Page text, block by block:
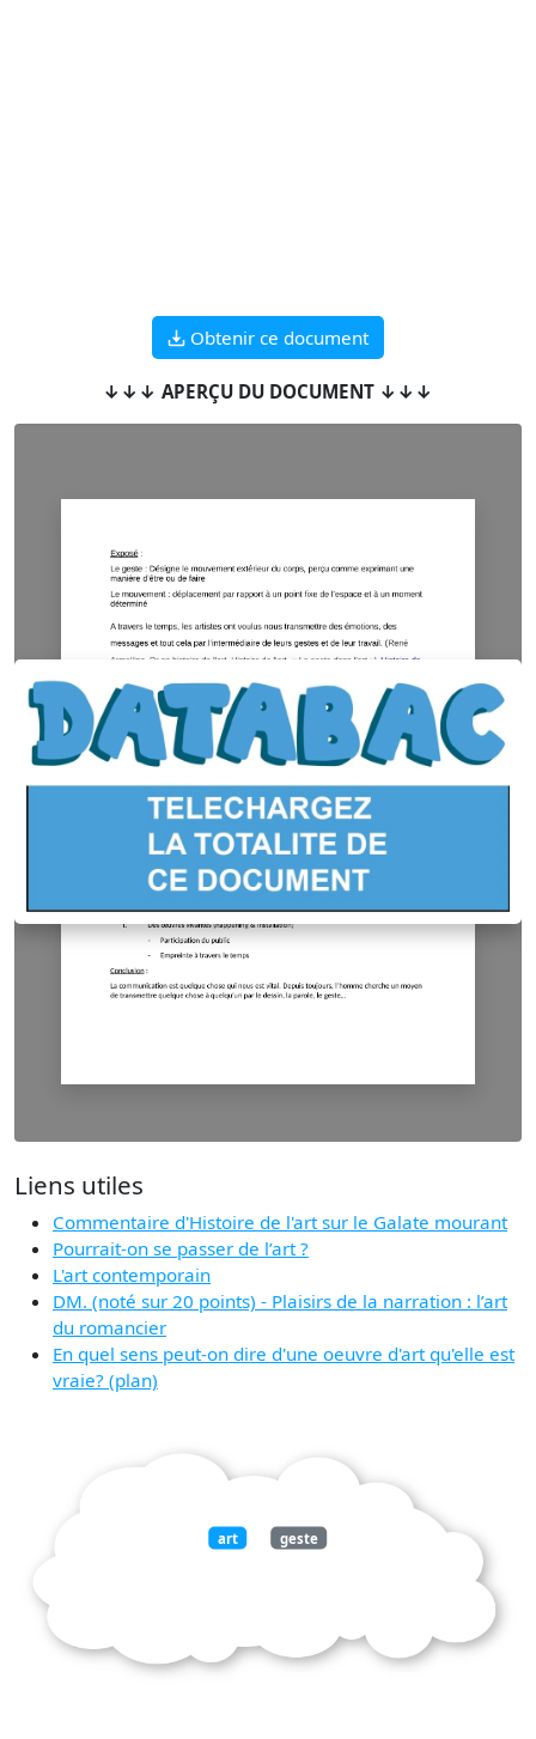
Obtenir ce document
↓↓↓ APERÇU DU DOCUMENT ↓↓↓
Liens utiles
Commentaire d'Histoire de l'art sur le Galate mourant
Pourrait-on se passer de l’art ?
L'art contemporain
DM. (noté sur 20 points) - Plaisirs de la narration : l’art
du romancier
En quel sens peut-on dire d'une oeuvre d'art qu'elle est
vraie? (plan)
art geste